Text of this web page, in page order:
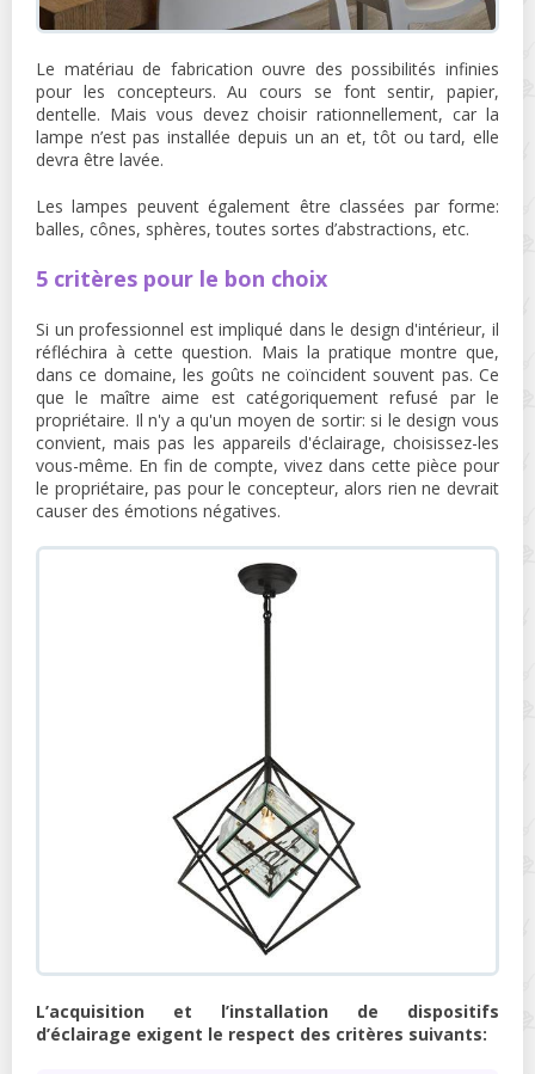
Le matériau de fabrication ouvre des possibilités infinies
pour les concepteurs. Au cours se font sentir, papier,
dentelle. Mais vous devez choisir rationnellement, car la
lampe n’est pas installée depuis un an et, tôt ou tard, elle
devra être lavée.
Les lampes peuvent également être classées par forme:
balles, cônes, sphères, toutes sortes d’abstractions, etc.
5 critères pour le bon choix
Si un professionnel est impliqué dans le design d'intérieur, il
réfléchira à cette question. Mais la pratique montre que,
dans ce domaine, les goûts ne coïncident souvent pas. Ce
que le maître aime est catégoriquement refusé par le
propriétaire. Il n'y a qu'un moyen de sortir: si le design vous
convient, mais pas les appareils d'éclairage, choisissez-les
vous-même. En fin de compte, vivez dans cette pièce pour
le propriétaire, pas pour le concepteur, alors rien ne devrait
causer des émotions négatives.
L’acquisition et l’installation de dispositifs
d’éclairage exigent le respect des critères suivants: